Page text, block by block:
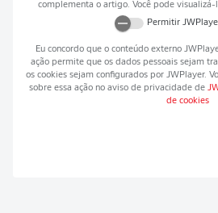
complementa o artigo. Você pode
Permitir
Eu concordo que o conteúdo externo
ação permite que os dados pessoais sejam
os cookies sejam configurados por JWPlayer.
sobre essa ação no aviso de privacidade de
de cookies